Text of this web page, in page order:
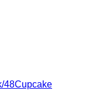
48Cupcake